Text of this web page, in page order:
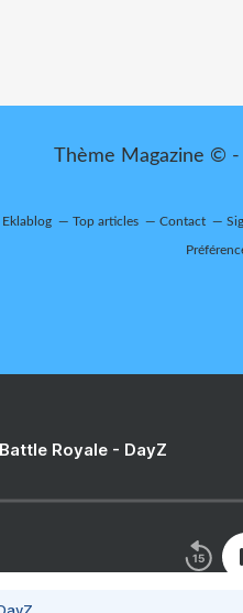
Thème Magazine ©
Top articles Contact
Royale - DayZ